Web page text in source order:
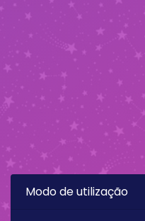
Modo de utilização